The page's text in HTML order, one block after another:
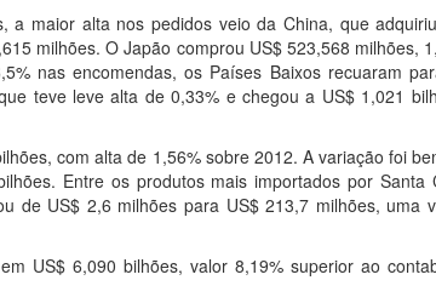
a maior alta nos pedidos veio da China, que
milhões. O Japão comprou US$ 523,568 milhões,
nas encomendas, os Países Baixos recuaram
teve leve alta de 0,33% e chegou a US$ 1,021
com alta de 1,56% sobre 2012. A variação foi
Entre os produtos mais importados por Santa
de US$ 2,6 milhões para US$ 213,7 milhões, uma
US$ 6,090 bilhões, valor 8,19% superior ao